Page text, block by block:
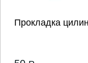
Прокладка